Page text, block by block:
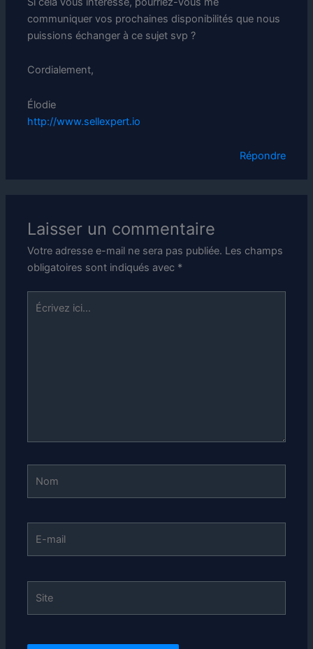
communiquer vos prochaines disponibilités que nous
puissions échanger à ce sujet svp ?
Cordialement,
Élodie
http://www.sellexpert.io
Répondre
Laisser un commentaire
Votre adresse e-mail ne sera pas publiée. Les champs
obligatoires sont indiqués avec *
Écrivez
ici…
mail